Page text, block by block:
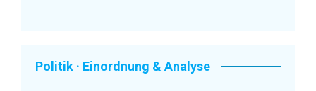
Politik · Einordnung & Analyse